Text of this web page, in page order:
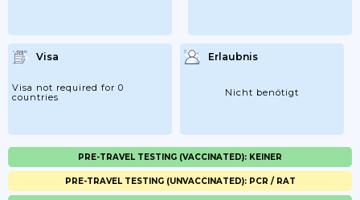
Visa
Visa not required for 0
countries
Erlaubnis
Nicht benötigt
PRE-TRAVEL TESTING (VACCINATED): KEINER
PRE-TRAVEL TESTING (UNVACCINATED): PCR / RAT